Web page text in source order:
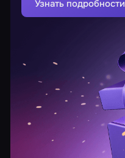
Узнать подробности